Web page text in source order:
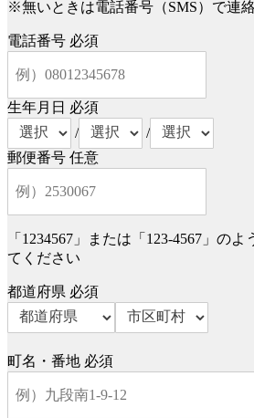
※無いときは電話番号（SMS）で連
電話番号 必須
生年月日 必須
/
/
郵便番号 任意
「1234567」または「123-4567」の
てください
都道府県 必須
町名・番地 必須